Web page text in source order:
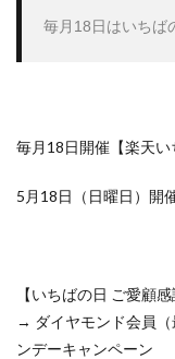
毎月18日はいちば
毎月18日開催【楽天い
5月18日（日曜日）開
【いちばの日 ご愛顧感
→ ダイヤモンド会員
ンデーキャンペーン